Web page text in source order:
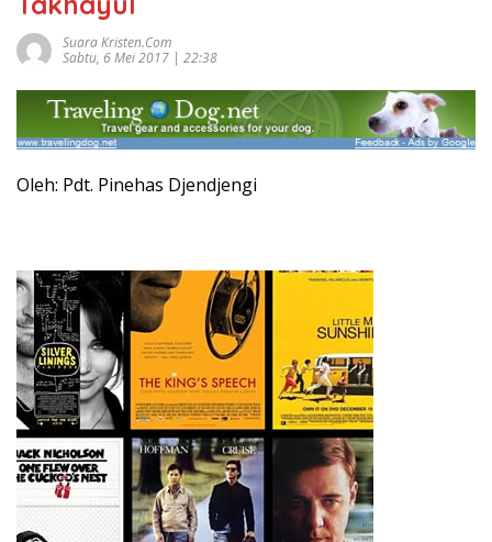
Suara Kristen.com
Sabtu, 6 Mei 2017 | 22:38
Oleh: Pdt. Pinehas Djendjengi